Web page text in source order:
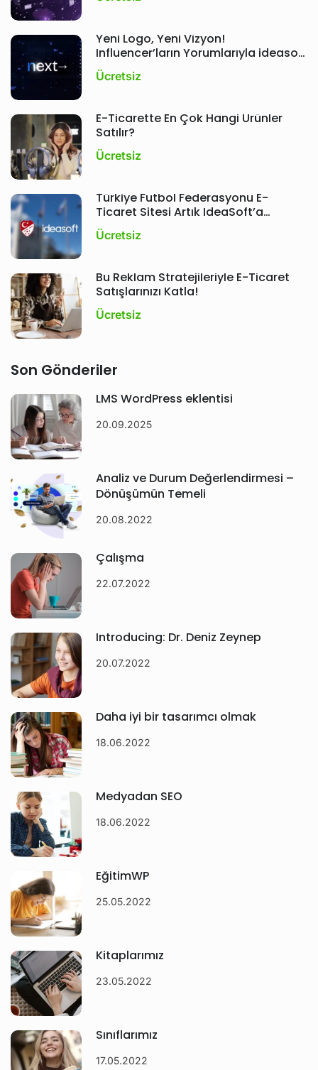
Yeni Logo, Yeni Vizyon!
Influencer’ların Yorumlarıyla ideasoft
Etkinliği ; Next
Ücretsiz
E-Ticarette En Çok Hangi Ürünler
Satılır?
Ücretsiz
Türkiye Futbol Federasyonu E-
Ticaret Sitesi Artık IdeaSoft’a
Emanet!
Ücretsiz
Bu Reklam Stratejileriyle E-Ticaret
Satışlarınızı Katla!
Ücretsiz
Son Gönderiler
LMS WordPress eklentisi
20.09.2025
Analiz ve Durum Değerlendirmesi –
Dönüşümün Temeli
20.08.2022
Çalışma
22.07.2022
Introducing: Dr. Deniz Zeynep
20.07.2022
Daha iyi bir tasarımcı olmak
18.06.2022
Medyadan SEO
18.06.2022
EğitimWP
25.05.2022
Kitaplarımız
23.05.2022
Sınıflarımız
17.05.2022